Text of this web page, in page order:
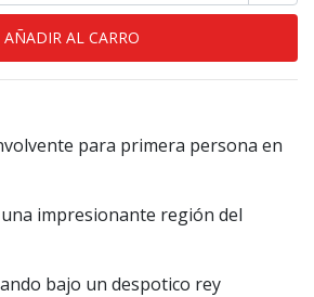
para primera persona en
impresionante región del
bajo un despotico rey